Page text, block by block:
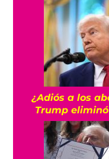
¿Adiós a los
Trump